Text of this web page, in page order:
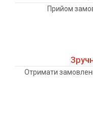
Прийом
Отримати